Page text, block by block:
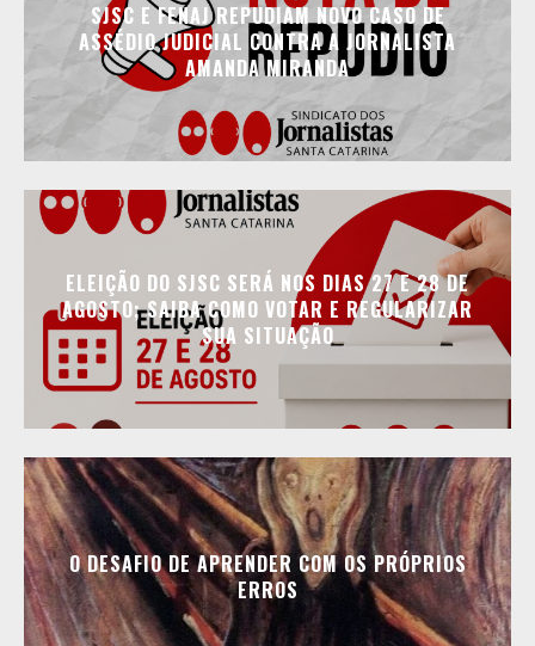
SJSC E FENAJ REPUDIAM NOVO CASO DE
ASSÉDIO JUDICIAL CONTRA A JORNALISTA
AMANDA MIRANDA
ELEIÇÃO DO SJSC SERÁ NOS DIAS 27 E 28 DE
AGOSTO; SAIBA COMO VOTAR E REGULARIZAR
SUA SITUAÇÃO
O DESAFIO DE APRENDER COM OS PRÓPRIOS
ERROS